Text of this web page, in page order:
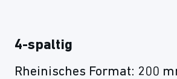
4-spaltig
Rheinisches Format: 200